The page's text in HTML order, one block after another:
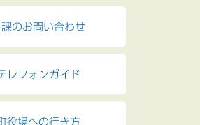
のお問い合わせ
レフォンガイド
役場への行き方